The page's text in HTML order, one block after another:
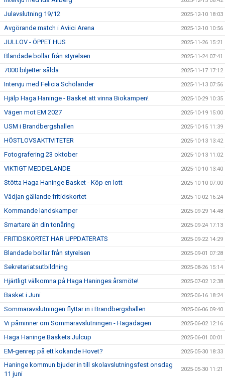
Julavslutning 19/12 2025-12-10 18:03
Avgörande match i Aviici Arena 2025-12-10 10:56
JULLOV - ÖPPET HUS 2025-11-26 15:21
Blandade bollar från styrelsen 2025-11-24 07:41
7000 biljetter sålda 2025-11-17 17:12
Intervju med Felicia Schölander 2025-11-13 07:56
Hjälp Haga Haninge - Basket att vinna Biokampen! 2025-10-29 10:35
Vägen mot EM 2027 2025-10-19 15:00
USM i Brandbergshallen 2025-10-15 11:39
HÖSTLOVSAKTIVITETER 2025-10-13 13:42
Fotografering 23 oktober 2025-10-13 11:02
VIKTIGT MEDDELANDE 2025-10-10 13:40
Stötta Haga Haninge Basket - Köp en lott 2025-10-10 07:00
Vädjan gällande fritidskortet 2025-10-02 16:24
Kommande landskamper 2025-09-29 14:48
Smartare än din tonåring 2025-09-24 17:13
FRITIDSKORTET HAR UPPDATERATS 2025-09-22 14:29
Blandade bollar från styrelsen 2025-09-01 07:28
Sekretariatsutbildning 2025-08-26 15:14
Hjärtligt välkomna på Haga Haninges årsmöte! 2025-07-02 12:38
Basket i Juni 2025-06-16 18:24
Sommaravslutningen flyttar in i Brandbergshallen 2025-06-06 09:40
Vi påminner om Sommaravslutningen - Hagadagen 2025-06-02 12:16
Haga Haninge Baskets Julcup 2025-06-01 00:01
EM-genrep på ett kokande Hovet? 2025-05-30 18:33
Haninge kommun bjuder in till skolavslutningsfest onsdag
11 juni
2025-05-30 11:21